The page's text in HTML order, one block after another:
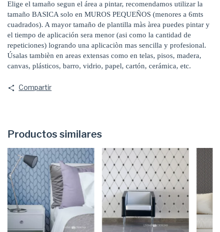
Elige el tamaño segun el área a pintar, recomendamos utilizar la
tamaño BASICA solo en MUROS PEQUEÑOS (menores a 6mts
cuadrados). A mayor tamaño de plantilla màs àrea puedes pintar y
el tiempo de aplicación sera menor (asi como la cantidad de
repeticiones) logrando una aplicaciòn mas sencilla y profesional.
Úsalas tambièn en areas extensas como en telas, pisos, madera,
canvas, plásticos, barro, vidrio, papel, cartón, cerámica, etc.
Compartir
Productos similares